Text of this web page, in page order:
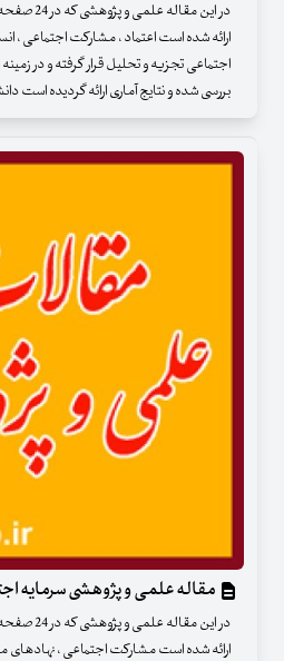
ارائه شده است اعتماد ، مشارکت اجتماعی ،
اجتماعی تجزیه و تحلیل قرار گرفته و در
بررسی شده و نتایج آماری ارائه گردیده است
مقاله علمی و پژوهشی سرمایه
ارائه شده است مشارکت اجتماعی ، نهادهای